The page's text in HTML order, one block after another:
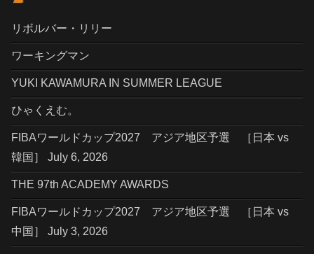
リボルバー・リリー
ワーキングマン
YUKI KAWAMURA IN SUMMER LEAGUE
ひゃくえむ。
FIBAワールドカップ2027 アジア地区予選 ［日本 vs
韓国］ July 6, 2026
THE 97th ACADEMY AWARDS
FIBAワールドカップ2027 アジア地区予選 ［日本 vs
中国］ July 3, 2026